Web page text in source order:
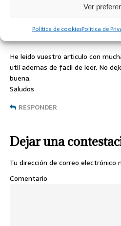
Ver
Política de cookiesPolítica de
EL 11 ENERO, 2019 A LAS 10:10
He leido vuestro articulo con
util ademas de facil de leer. No
buena.
Saludos
RESPONDER
Dejar una
Tu dirección de correo electrónico
Comentario